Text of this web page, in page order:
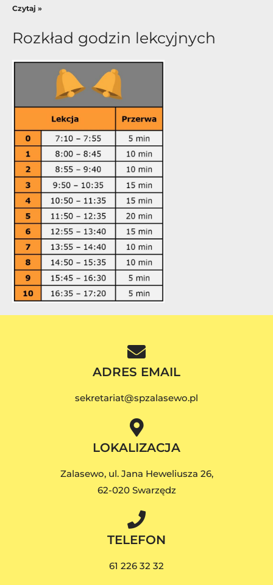
Czytaj »
Rozkład godzin lekcyjnych
ADRES EMAIL
sekretariat@spzalasewo.pl
LOKALIZACJA
Zalasewo, ul. Jana Heweliusza 26,
62-020 Swarzędz
TELEFON
61 226 32 32